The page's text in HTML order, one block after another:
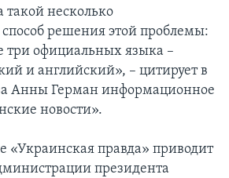
несколько
решения этой проблемы:
три официальных языка –
и английский», – цитирует в
Анны Герман информационное
новости».
«Украинская правда» приводит
президента